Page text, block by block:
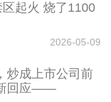
起火 烧了1100
2026-05-09
炒成上市公司前
回应——